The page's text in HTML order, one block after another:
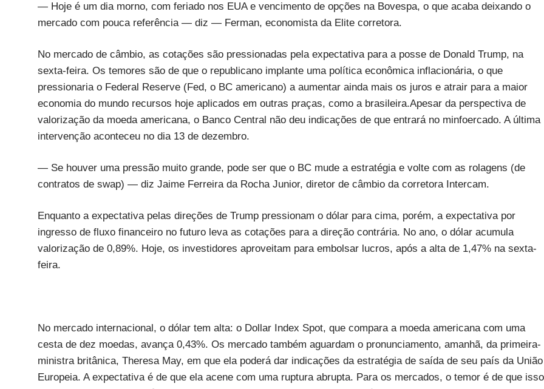
— Hoje é um dia morno, com feriado nos EUA e vencimento de opções na Bovespa, o que acaba deixando o
mercado com pouca referência — diz — Ferman, economista da Elite corretora.
No mercado de câmbio, as cotações são pressionadas pela expectativa para a posse de Donald Trump, na
sexta-feira. Os temores são de que o republicano implante uma política econômica inflacionária, o que
pressionaria o Federal Reserve (Fed, o BC americano) a aumentar ainda mais os juros e atrair para a maior
economia do mundo recursos hoje aplicados em outras praças, como a brasileira.Apesar da perspectiva de
valorização da moeda americana, o Banco Central não deu indicações de que entrará no minfoercado. A última
intervenção aconteceu no dia 13 de dezembro.
— Se houver uma pressão muito grande, pode ser que o BC mude a estratégia e volte com as rolagens (de
contratos de swap) — diz Jaime Ferreira da Rocha Junior, diretor de câmbio da corretora Intercam.
Enquanto a expectativa pelas direções de Trump pressionam o dólar para cima, porém, a expectativa por
ingresso de fluxo financeiro no futuro leva as cotações para a direção contrária. No ano, o dólar acumula
valorização de 0,89%. Hoje, os investidores aproveitam para embolsar lucros, após a alta de 1,47% na sexta-
feira.
No mercado internacional, o dólar tem alta: o Dollar Index Spot, que compara a moeda americana com uma
cesta de dez moedas, avança 0,43%. Os mercado também aguardam o pronunciamento, amanhã, da primeira-
ministra britânica, Theresa May, em que ela poderá dar indicações da estratégia de saída de seu país da União
Europeia. A expectativa é de que ela acene com uma ruptura abrupta. Para os mercados, o temor é de que isso